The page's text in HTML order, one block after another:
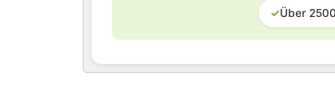
✓Über